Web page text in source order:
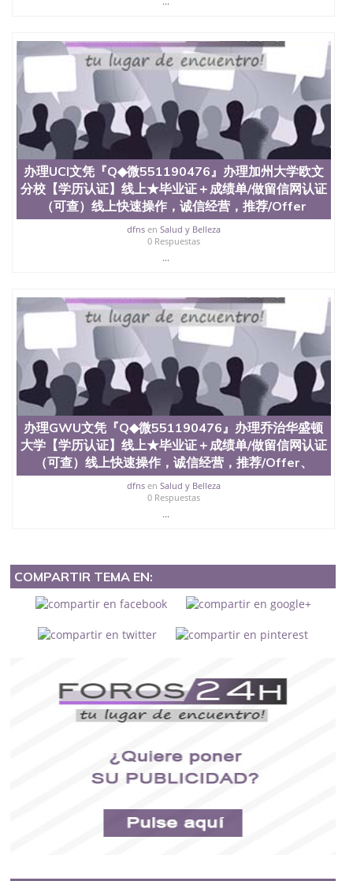
办理UCI文凭『Q◆微551190476』办理加州大学欧文
分校【学历认证】线上★毕业证＋成绩单/做留信网认证
（可查）线上快速操作，诚信经营，推荐/Offer
dfnsen Salud y Belleza
0 Respuestas
...
办理GWU文凭『Q◆微551190476』办理乔治华盛顿
大学【学历认证】线上★毕业证＋成绩单/做留信网认证
（可查）线上快速操作，诚信经营，推荐/Offer、
dfnsen Salud y Belleza
0 Respuestas
...
COMPARTIR TEMA EN: